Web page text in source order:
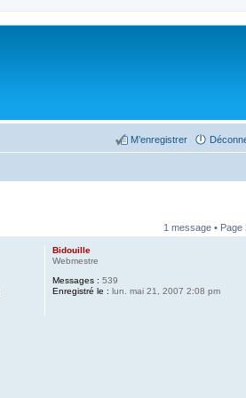
M’enregistrer
1 message • Page
Bidouille
Webmestre
Messages : 539
Enregistré le : lun. mai 21, 2007 2:08 pm